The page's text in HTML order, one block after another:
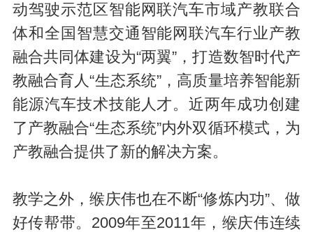
动驾驶示范区智能网联汽车市域产教联合
体和全国智慧交通智能网联汽车行业产教
融合共同体建设为“两翼”，打造数智时代产
教融合育人“生态系统”，高质量培养智能新
能源汽车技术技能人才。近两年成功创建
了产教融合“生态系统”内外双循环模式，为
产教融合提供了新的解决方案。
教学之外，缑庆伟也在不断“修炼内功”、做
好传帮带。2009年至2011年，缑庆伟连续